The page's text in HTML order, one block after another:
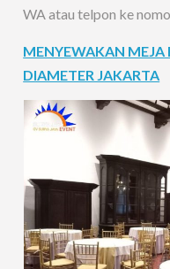
WA atau telpon ke
MENYEWAKAN MEJA
DIAMETER JAKARTA